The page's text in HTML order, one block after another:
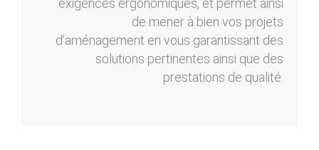
exigences ergonomiques, et permet ainsi
de mener à bien vos projets
d’aménagement en vous garantissant des
solutions pertinentes ainsi que des
prestations de qualité.